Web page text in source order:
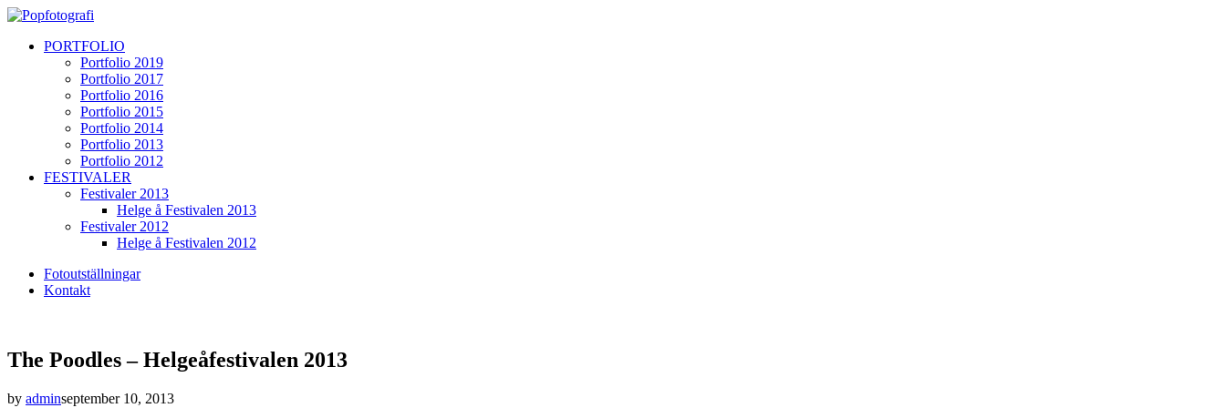
PORTFOLIO
Portfolio 2019
Portfolio 2017
Portfolio 2016
Portfolio 2015
Portfolio 2014
Portfolio 2013
Portfolio 2012
FESTIVALER
Festivaler 2013
Helge å Festivalen 2013
Festivaler 2012
Helge å Festivalen 2012
Fotoutställningar
Kontakt
The Poodles – Helgeåfestivalen 2013
by adminseptember 10, 2013